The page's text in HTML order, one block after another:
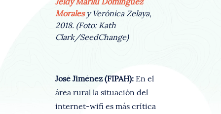
Moralesy Verónica Zelaya,
2018. (Foto: Kath
Clark/SeedChange)
José Jiménez (FIPAH): En el
área rural la situación del
internet-wifi es más crítica